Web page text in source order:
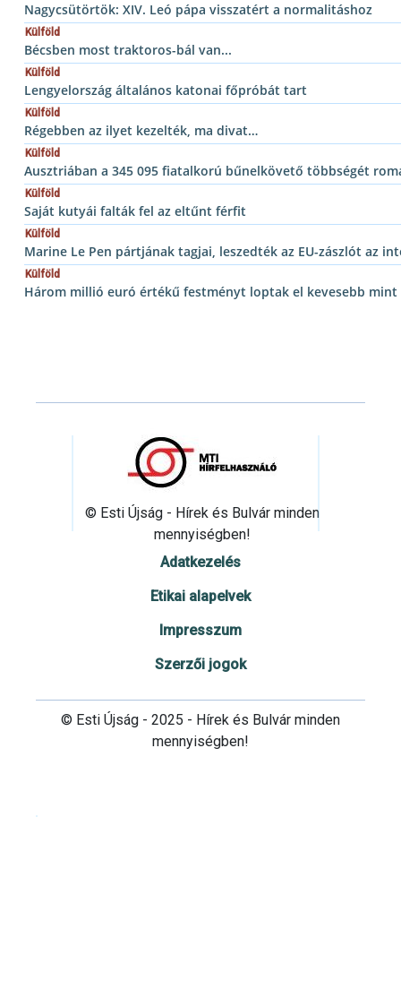
Nagycsütörtök: XIV. Leó pápa visszatért a normalitáshoz
Külföld
Bécsben most traktoros-bál van...
Külföld
Lengyelország általános katonai főpróbát tart
Külföld
Régebben az ilyet kezelték, ma divat…
Külföld
Ausztriában a 345 095 fiatalkorú bűnelkövető többségét
Külföld
Saját kutyái falták fel az eltűnt férfit
Külföld
Marine Le Pen pártjának tagjai, leszedték az EU-zászlót az
Külföld
Három millió euró értékű festményt loptak el kevesebb
© Esti Újság - Hírek és Bulvár minden
mennyiségben!
Adatkezelés
Etikai alapelvek
Impresszum
Szerzői jogok
© Esti Újság - 2025 - Hírek és Bulvár minden
mennyiségben!